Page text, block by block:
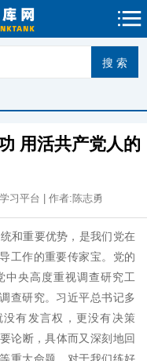
用活共产党人的
习平台 | 作者:陈志勇
和重要优势，是我们党在
工作的重要传家宝。党的
中央高度重视调查研究工
查研究。习近平总书记多
有发言权，更没有决策
论断，具体而又深刻地回